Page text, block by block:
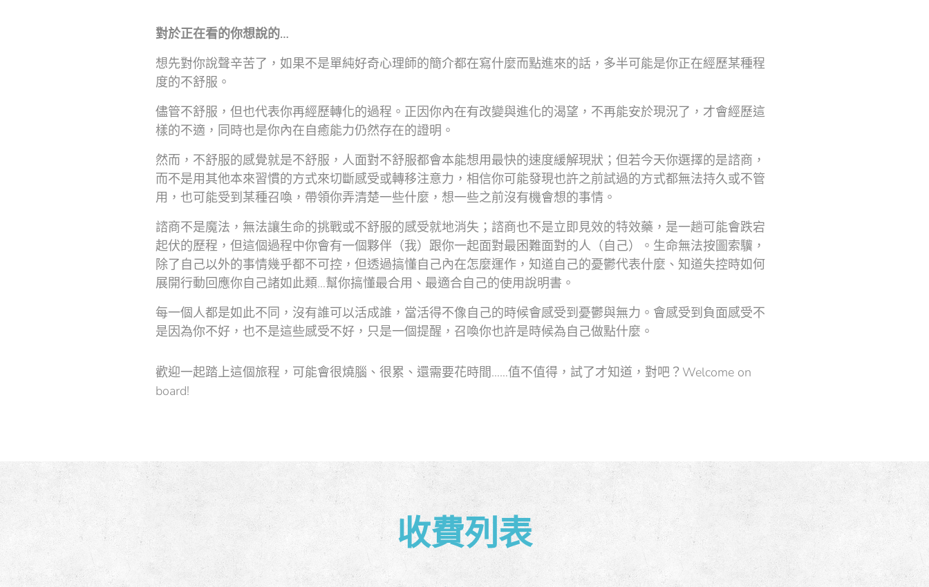
對於正在看的你想說的…
想先對你說聲辛苦了，如果不是單純好奇心理師的簡介都在寫什麼而點進來的話，多半可能是你正在經歷某種程
度的不舒服。
儘管不舒服，但也代表你再經歷轉化的過程。正因你內在有改變與進化的渴望，不再能安於現況了，才會經歷這
樣的不適，同時也是你內在自癒能力仍然存在的證明。
然而，不舒服的感覺就是不舒服，人面對不舒服都會本能想用最快的速度緩解現狀；但若今天你選擇的是諮商，
而不是用其他本來習慣的方式來切斷感受或轉移注意力，相信你可能發現也許之前試過的方式都無法持久或不管
用，也可能受到某種召喚，帶領你弄清楚一些什麼，想一些之前沒有機會想的事情。
諮商不是魔法，無法讓生命的挑戰或不舒服的感受就地消失；諮商也不是立即見效的特效藥，是一趟可能會跌宕
起伏的歷程，但這個過程中你會有一個夥伴（我）跟你一起面對最困難面對的人（自己）。生命無法按圖索驥，
除了自己以外的事情幾乎都不可控，但透過搞懂自己內在怎麼運作，知道自己的憂鬱代表什麼、知道失控時如何
展開行動回應你自己諸如此類…幫你搞懂最合用、最適合自己的使用說明書。
每一個人都是如此不同，沒有誰可以活成誰，當活得不像自己的時候會感受到憂鬱與無力。會感受到負面感受不
是因為你不好，也不是這些感受不好，只是一個提醒，召喚你也許是時候為自己做點什麼。
歡迎一起踏上這個旅程，可能會很燒腦、很累、還需要花時間……值不值得，試了才知道，對吧？Welcome on
board!
收費列表